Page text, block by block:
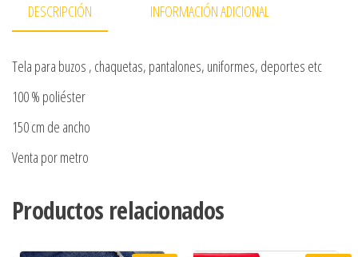
DESCRIPCIÓN INFORMACIÓN ADICIONAL
Tela para buzos , chaquetas, pantalones, uniformes, deportes etc
100 % poliéster
150 cm de ancho
Venta por metro
Productos relacionados